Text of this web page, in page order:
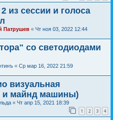
из сессии и голоса
Патрушев « Чт ноя 03, 2022 12:44
со светодиодами
« Ср мар 16, 2022 21:59
визуальная
и майнд машины)
« Чт апр 15, 2021 18:39
1 2 3 4